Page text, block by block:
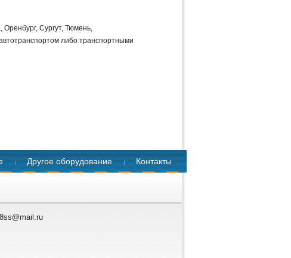
Оренбург, Сургут, Тюмень,
либо транспортными
Другое оборудование Контакты